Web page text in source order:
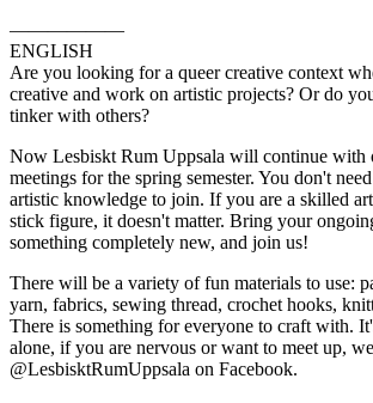
——————
ENGLISH
Are you looking for a queer creative context
creative and work on artistic projects? Or do
tinker with others?
Now Lesbiskt Rum Uppsala will continue with
meetings for the spring semester. You don't
artistic knowledge to join. If you are a skilled
stick figure, it doesn't matter. Bring your
something completely new, and join us!
There will be a variety of fun materials to use:
yarn, fabrics, sewing thread, crochet hooks,
There is something for everyone to craft with.
alone, if you are nervous or want to meet up,
@LesbisktRumUppsala on Facebook.